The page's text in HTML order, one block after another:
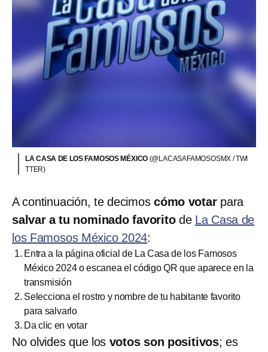
LA CASA DE LOS FAMOSOS MÉXICO (@LACASAFAMOSOSMX / TWI
TTER)
A continuación, te decimos cómo votar para
salvar a tu nominado favoritode La Casa de
los Famosos México 2024:
Entra a la página oficial de La Casa de los Famosos
México 2024 o escanea el código QR que aparece en la
transmisión
Selecciona el rostro y nombre de tu habitante favorito
para salvarlo
Da clic en votar
No olvides que los votos son positivos; es